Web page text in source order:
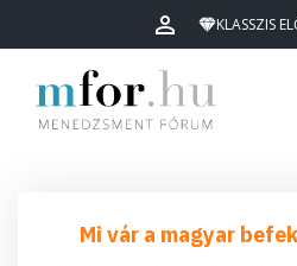
KLASSZIS
Mi vár a magyar